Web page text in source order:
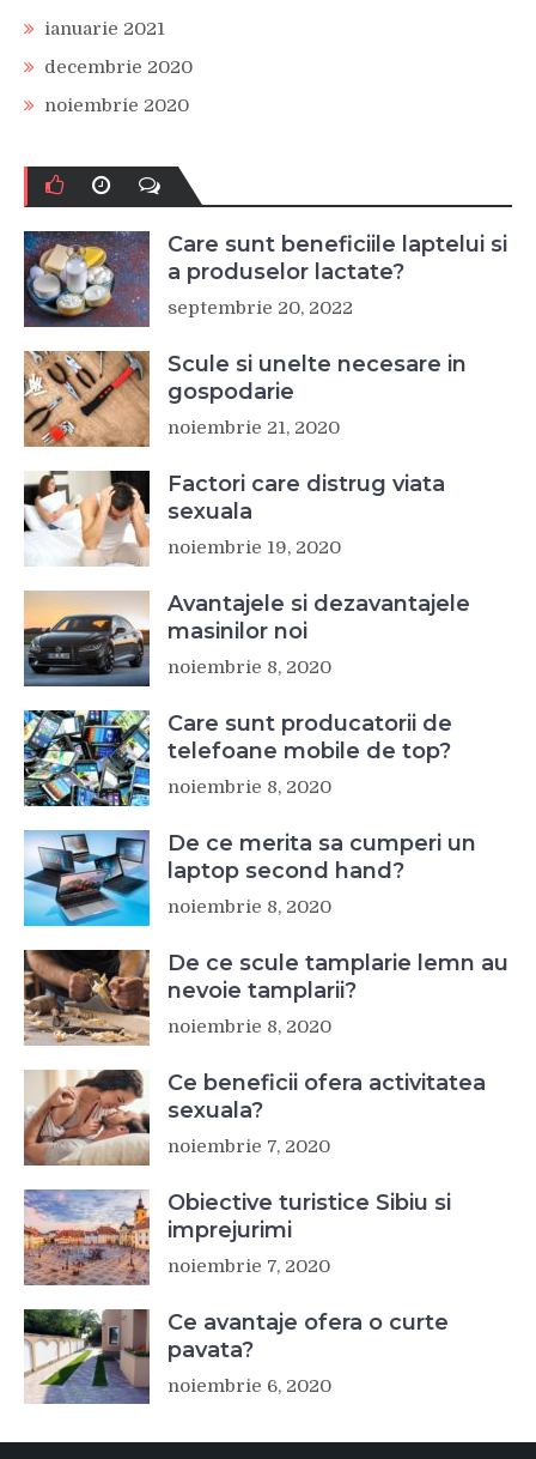
ianuarie 2021
decembrie 2020
noiembrie 2020
Care sunt beneficiile laptelui si
a produselor lactate?
septembrie 20, 2022
Scule si unelte necesare in
gospodarie
noiembrie 21, 2020
Factori care distrug viata
sexuala
noiembrie 19, 2020
Avantajele si dezavantajele
masinilor noi
noiembrie 8, 2020
Care sunt producatorii de
telefoane mobile de top?
noiembrie 8, 2020
De ce merita sa cumperi un
laptop second hand?
noiembrie 8, 2020
De ce scule tamplarie lemn au
nevoie tamplarii?
noiembrie 8, 2020
Ce beneficii ofera activitatea
sexuala?
noiembrie 7, 2020
Obiective turistice Sibiu si
imprejurimi
noiembrie 7, 2020
Ce avantaje ofera o curte
pavata?
noiembrie 6, 2020